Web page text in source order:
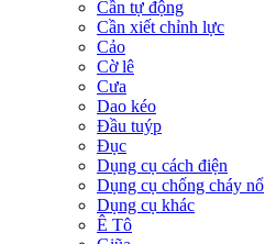
Cần tự động
Cần xiết chỉnh lực
Cảo
Cờ lê
Cưa
Dao kéo
Đầu tuýp
Đục
Dụng cụ cách điện
Dụng cụ chống cháy nổ
Dụng cụ khác
Ê Tô